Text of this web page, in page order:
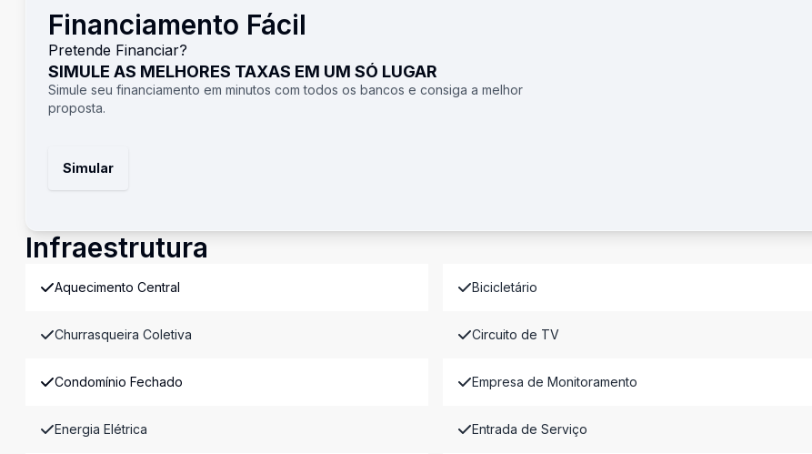
Financiamento Fácil
Pretende Financiar?
SIMULE AS MELHORES TAXAS EM UM SÓ LUGAR
Simule seu financiamento em minutos com todos os bancos e consiga a melhor
proposta.
Simular
Infraestrutura
Aquecimento Central Bicicletário
Churrasqueira Coletiva Circuito de TV
Condomínio Fechado Empresa de Monitoramento
Energia Elétrica Entrada de Serviço